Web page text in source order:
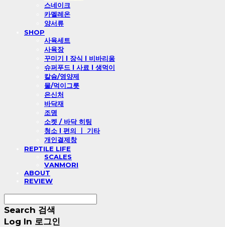
스네이크
카멜레온
양서류
SHOP
사육세트
사육장
꾸미기 l 장식 l 비바리움
슈퍼푸드 l 사료 l 생먹이
칼슘/영양제
물/먹이그릇
은신처
바닥재
조명
소켓 / 바닥 히팅
청소 l 편의 ㅣ 기타
개인결제창
REPTILE LIFE
SCALES
VANMORI
ABOUT
REVIEW
Search 검색
Log In 로그인